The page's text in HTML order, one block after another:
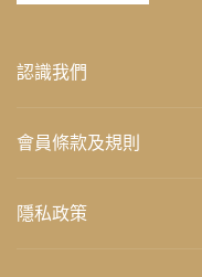
認識我們
會員條款及規則
隱私政策